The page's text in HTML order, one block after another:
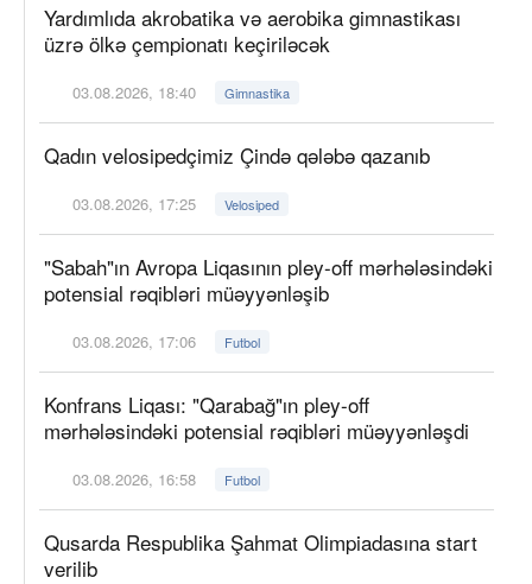
Yardımlıda akrobatika və aerobika gimnastikası
üzrə ölkə çempionatı keçiriləcək
03.08.2026, 18:40 Gimnastika
Qadın velosipedçimiz Çində qələbə qazanıb
03.08.2026, 17:25 Velosiped
"Sabah"ın Avropa Liqasının pley-off mərhələsindəki
potensial rəqibləri müəyyənləşib
03.08.2026, 17:06 Futbol
Konfrans Liqası: "Qarabağ"ın pley-off
mərhələsindəki potensial rəqibləri müəyyənləşdi
03.08.2026, 16:58 Futbol
Qusarda Respublika Şahmat Olimpiadasına start
verilib